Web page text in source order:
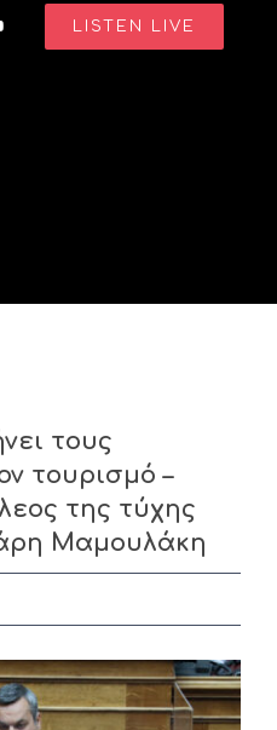
LISTEN LIVE
τους
τουρισμό –
της τύχης
Μαμουλάκη